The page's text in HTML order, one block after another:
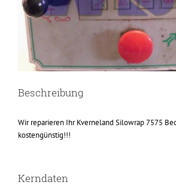
Beschreibung
Wir reparieren Ihr Kverneland Silowrap 7575
kostengünstig!!!
Kerndaten